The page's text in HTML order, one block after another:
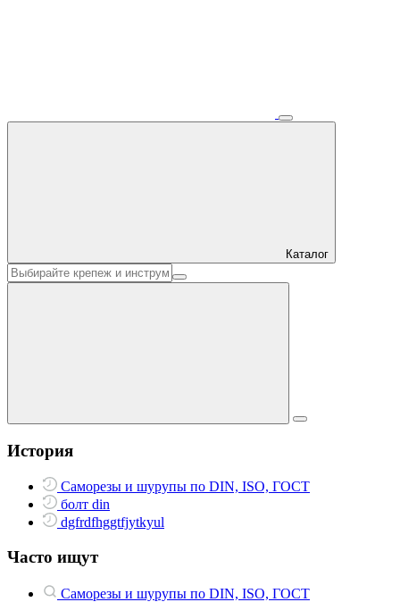
Каталог
История
Саморезы и шурупы по DIN, ISO, ГОСТ
болт din
dgfrdfhggtfjytkyul
Часто ищут
Саморезы и шурупы по DIN, ISO, ГОСТ